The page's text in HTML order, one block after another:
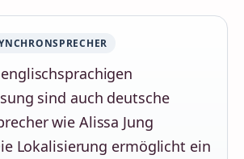
sind auch deutsche
wie Alissa Jung
Lokalisierung ermöglicht ein